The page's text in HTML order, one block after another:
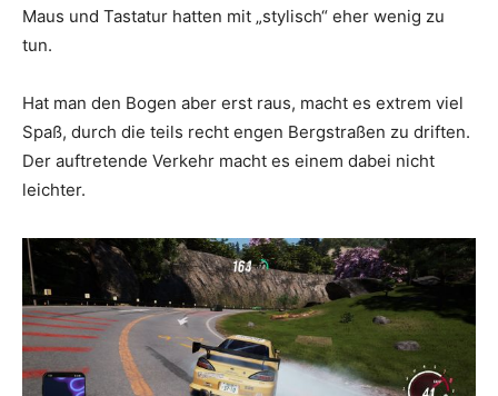
Maus und Tastatur hatten mit „stylisch“ eher wenig zu
tun.
Hat man den Bogen aber erst raus, macht es extrem viel
Spaß, durch die teils recht engen Bergstraßen zu driften.
Der auftretende Verkehr macht es einem dabei nicht
leichter.